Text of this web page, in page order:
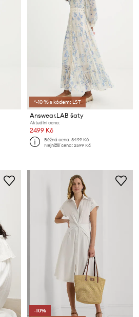
*-10 % s kódem: LST
Answear.LAB šaty
Aktuální cena:
2499 Kč
Běžná cena:3499 Kč
Nejnižší cena:2599 Kč
-10%